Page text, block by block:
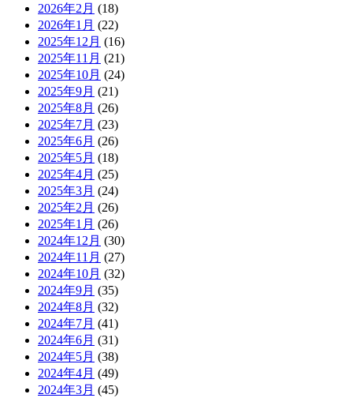
2026年2月 (18)
2026年1月 (22)
2025年12月 (16)
2025年11月 (21)
2025年10月 (24)
2025年9月 (21)
2025年8月 (26)
2025年7月 (23)
2025年6月 (26)
2025年5月 (18)
2025年4月 (25)
2025年3月 (24)
2025年2月 (26)
2025年1月 (26)
2024年12月 (30)
2024年11月 (27)
2024年10月 (32)
2024年9月 (35)
2024年8月 (32)
2024年7月 (41)
2024年6月 (31)
2024年5月 (38)
2024年4月 (49)
2024年3月 (45)